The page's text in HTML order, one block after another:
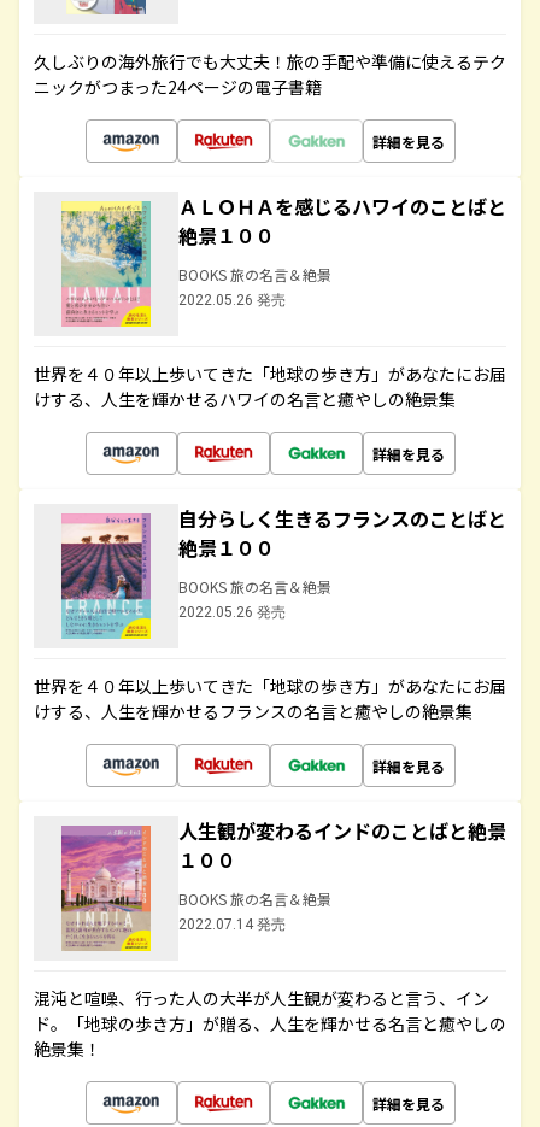
久しぶりの海外旅行でも大丈夫！旅の手配や準備に使えるテク
ニックがつまった24ページの電子書籍
詳細を見る
ＡＬＯＨＡを感じるハワイのことばと
絶景１００
BOOKS 旅の名言＆絶景
2022.05.26 発売
世界を４０年以上歩いてきた「地球の歩き方」があなたにお届
けする、人生を輝かせるハワイの名言と癒やしの絶景集
詳細を見る
自分らしく生きるフランスのことばと
絶景１００
BOOKS 旅の名言＆絶景
2022.05.26 発売
世界を４０年以上歩いてきた「地球の歩き方」があなたにお届
けする、人生を輝かせるフランスの名言と癒やしの絶景集
詳細を見る
人生観が変わるインドのことばと絶景
１００
BOOKS 旅の名言＆絶景
2022.07.14 発売
混沌と喧噪、行った人の大半が人生観が変わると言う、イン
ド。「地球の歩き方」が贈る、人生を輝かせる名言と癒やしの
絶景集！
詳細を見る